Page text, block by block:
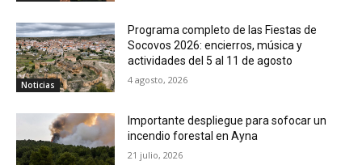
Noticias
Programa completo de las Fiestas de
Socovos 2026: encierros, música y
actividades del 5 al 11 de agosto
4 agosto, 2026
Importante despliegue para sofocar un
incendio forestal en Ayna
21 julio, 2026